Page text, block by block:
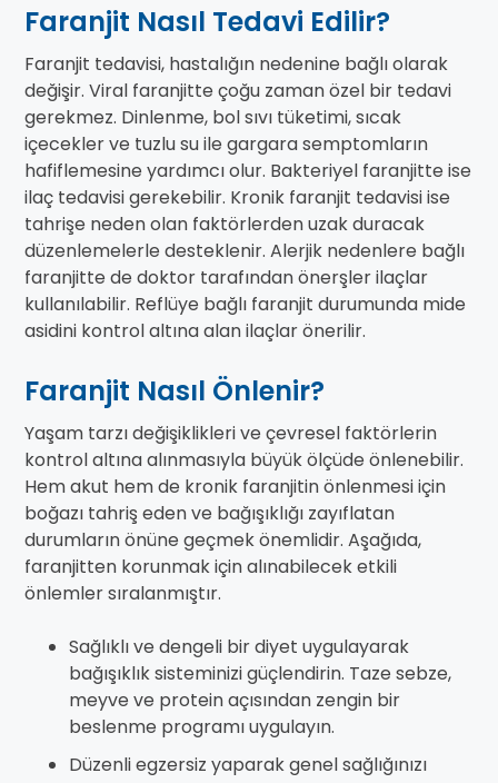
Faranjit Nasıl Tedavi Edilir?
Faranjit tedavisi, hastalığın nedenine bağlı olarak
değişir. Viral faranjitte çoğu zaman özel bir tedavi
gerekmez. Dinlenme, bol sıvı tüketimi, sıcak
içecekler ve tuzlu su ile gargara semptomların
hafiflemesine yardımcı olur. Bakteriyel faranjitte ise
ilaç tedavisi gerekebilir. Kronik faranjit tedavisi ise
tahrişe neden olan faktörlerden uzak duracak
düzenlemelerle desteklenir. Alerjik nedenlere bağlı
faranjitte de doktor tarafından önerşler ilaçlar
kullanılabilir. Reflüye bağlı faranjit durumunda mide
asidini kontrol altına alan ilaçlar önerilir.
Faranjit Nasıl Önlenir?
Yaşam tarzı değişiklikleri ve çevresel faktörlerin
kontrol altına alınmasıyla büyük ölçüde önlenebilir.
Hem akut hem de kronik faranjitin önlenmesi için
boğazı tahriş eden ve bağışıklığı zayıflatan
durumların önüne geçmek önemlidir. Aşağıda,
faranjitten korunmak için alınabilecek etkili
önlemler sıralanmıştır.
Sağlıklı ve dengeli bir diyet uygulayarak
bağışıklık sisteminizi güçlendirin. Taze sebze,
meyve ve protein açısından zengin bir
beslenme programı uygulayın.
Düzenli egzersiz yaparak genel sağlığınızı